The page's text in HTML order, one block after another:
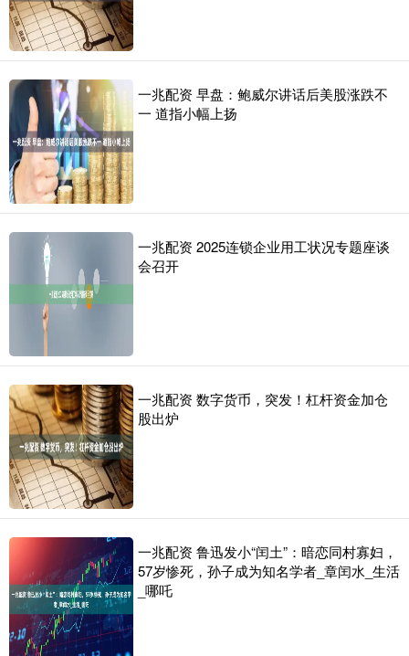
一兆配资 早盘：鲍威尔讲话后美股涨跌不
一 道指小幅上扬
一兆配资 2025连锁企业用工状况专题座谈
会召开
一兆配资 数字货币，突发！杠杆资金加仓
股出炉
一兆配资 鲁迅发小“闰土”：暗恋同村寡妇，
57岁惨死，孙子成为知名学者_章闰水_生活
_哪吒